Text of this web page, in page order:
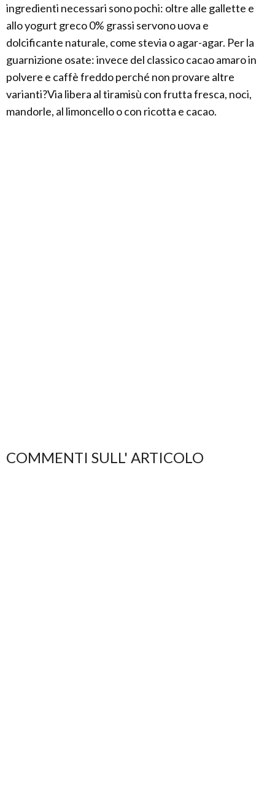
ingredienti necessari sono pochi: oltre alle gallette e
allo yogurt greco 0% grassi servono uova e
dolcificante naturale, come stevia o agar-agar. Per la
guarnizione osate: invece del classico cacao amaro in
polvere e caffè freddo perché non provare altre
varianti?Via libera al tiramisù con frutta fresca, noci,
mandorle, al limoncello o con ricotta e cacao.
COMMENTI SULL' ARTICOLO